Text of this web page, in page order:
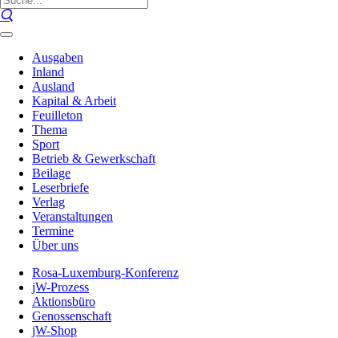
Ausgaben
Inland
Ausland
Kapital & Arbeit
Feuilleton
Thema
Sport
Betrieb & Gewerkschaft
Beilage
Leserbriefe
Verlag
Veranstaltungen
Termine
Über uns
Rosa-Luxemburg-Konferenz
jW-Prozess
Aktionsbüro
Genossenschaft
jW-Shop